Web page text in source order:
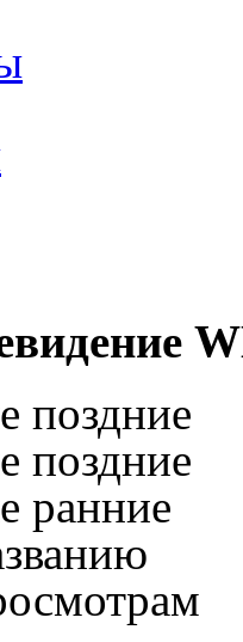
поздние
поздние
ранние